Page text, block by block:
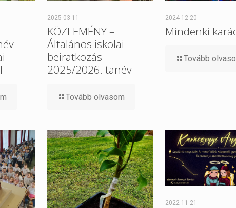
2025-03-11
KÖZLEMÉNY –
Általános iskolai
beiratkozás
2025/2026. tanév
Tovább olvasom
2024-12-20
Mindenki
Tovább
2022-11-21